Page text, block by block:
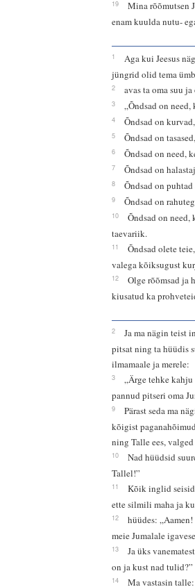
19
Mina rõõmutsen
enam kuulda nutu-
1
Aga kui Jeesus
jüngrid olid tema
2 avas ta oma suu
3 „Õndsad on
4 Õndsad on
5 Õndsad on
6 Õndsad on need,
7 Õndsad on
8 Õndsad on puhtad
9 Õndsad on
10
Õndsad on need,
taevariik.
11
Õndsad olete
valega kõiksugust
12
Olge rõõmsad ja
kiusatud ka
2
Ja ma nägin teist
pitsat ning ta hüüdis
ilmamaale ja merele:
3
„Ärge tehke
pannud pitseri oma
9
Pärast seda ma
kõigist
ning Talle ees,
10
Nad hüüdsid
Tallel!”
11
Kõik inglid
ette silmili maha ja
12
hüüdes:
meie Jumalale
13
Ja üks
on ja kust nad tulid?”
14 Ma vastasin